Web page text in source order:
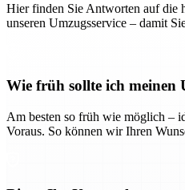
Hier finden Sie Antworten auf die
unseren Umzugsservice – damit
Wie früh sollte ich meinen
Am besten so früh wie möglich –
Voraus. So können wir Ihren